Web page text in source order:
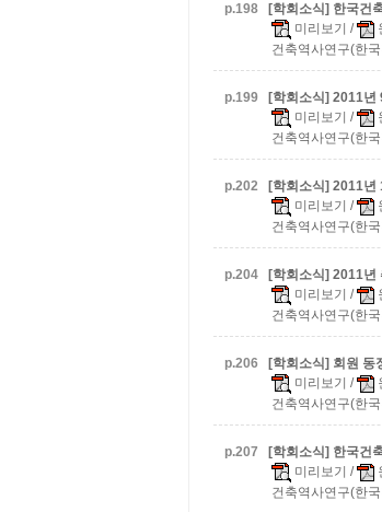
p.198
[학회소식] 한국건
미리보기 /
건축역사연구(한
p.199 [학회소식] 2011년
미리보기 /
건축역사연구(한
p.202 [학회소식] 2011년
미리보기 /
건축역사연구(한
p.204
[학회소식] 2011년
미리보기 /
건축역사연구(한
p.206
[학회소식] 회원 동
미리보기 /
건축역사연구(한
p.207
[학회소식] 한국건
미리보기 /
건축역사연구(한